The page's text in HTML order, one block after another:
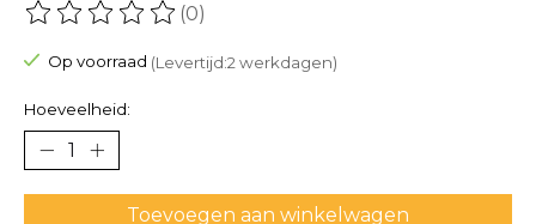
De beoordeling van dit product is
(0)
Op voorraad (Levertijd:2 werkdagen)
Hoeveelheid:
Toevoegen aan winkelwagen